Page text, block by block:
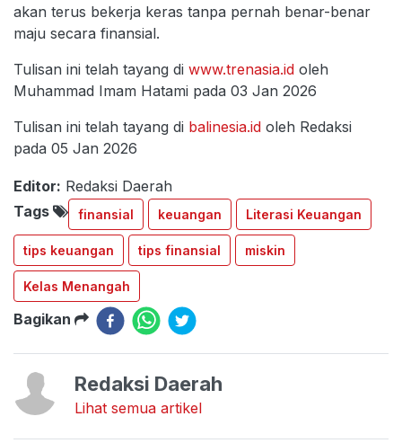
akan terus bekerja keras tanpa pernah benar-benar
maju secara finansial.
Tulisan ini telah tayang di www.trenasia.id oleh
Muhammad Imam Hatami pada 03 Jan 2026
Tulisan ini telah tayang di balinesia.id oleh Redaksi
pada 05 Jan 2026
Editor: Redaksi Daerah
Tags
finansial keuangan Literasi Keuangan
tips keuangan tips finansial miskin
Kelas Menangah
Bagikan
Redaksi Daerah
Lihat semua artikel